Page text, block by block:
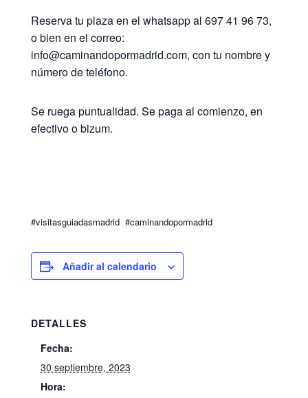
Reserva tu plaza en el whatsapp al 697 41 96 73,
o bien en el correo:
info@caminandopormadrid.com, con tu nombre y
número de teléfono.
Se ruega puntualidad. Se paga al comienzo, en
efectivo o bizum.
#visitasguiadasmadrid #caminandopormadrid
Añadir al calendario
DETALLES
Fecha:
30 septiembre, 2023
Hora: